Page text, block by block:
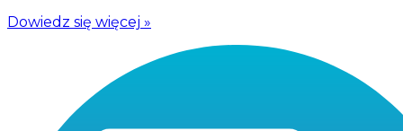
Dowiedz się więcej »